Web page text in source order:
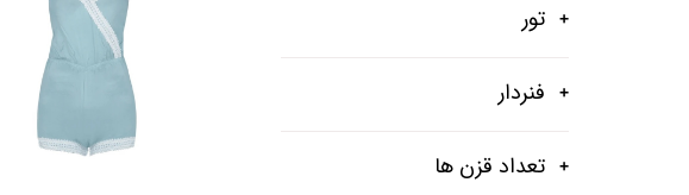
تور
فنردار
تعداد قزن ها